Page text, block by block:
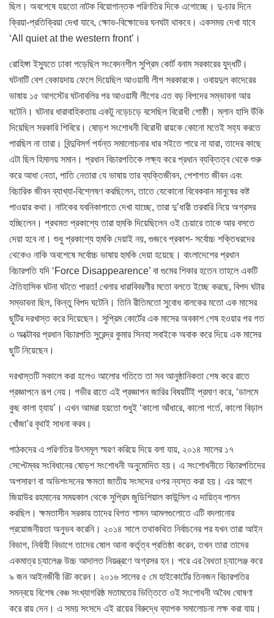
ছিল। অবশেষে হয়তো নাটক বিয়োগান্তক পরিণতির দিকে এগোচ্ছে। দু-চার দিনে
ক্রিয়া-প্রতিক্রিয়া দেখা যাবে, ক্ষোভ-বিক্ষোভের ঘনঘটা থাকবে। একসময় দেখা যাবে
‘All quiet at the western front’।
রোহিঙ্গা ইস্যুতে ঢাকা পড়েছিল সংবেদনশীল সুপ্রিম কোর্ট বনাম সরকারের যুদ্ধটি।
ঘটনাটি বেশ বেকায়দায় ফেলে দিয়েছিল আওয়ামী লীগ সরকারকে। ওবায়দুল কাদেরের
ভাষায় ১৫ আগস্টের ঘটনাবলির পর আওয়ামী লীগের এত বড় বিপদের সম্ভাবনা আর
ঘটেনি। ঘটনার ধারাবাহিকতায় একটু নড়েচড়ে বসেছিল বিরোধী গোষ্ঠী। ম্লান হাসি উঁকি
দিয়েছিল সরকারি শিবিরে। ষোড়শ সংশোধনী বিরোধী রায়কে কোনো মতেই সহ্য করতে
পারছিল না তারা। বিন্দুবিসর্গ পর্যন্ত সমালোচনার ধার সইতে পারে না যারা, তাদের কাছে
এটা ছিল হিমালয় সমান। প্রধান বিচারপতিকে লক্ষ্য করে প্রধান ব্যক্তিত্ব থেকে শুরু
করে আধা নেতা, পাতি নেতারা যে ভাষায় তার ব্যক্তিজীবন, পেশাগত জীবন এবং
বিচারিক জীবন ব্যাখ্যা-বিশ্লেষণ করছিলেন, তাতে যেকোনো বিবেকবান মানুষের কষ্ট
পাওয়ার কথা। নাটকের যবনিকাপাতে দেখা যাচ্ছে, তারা দু’ধারী তরবারি নিয়ে অগ্রসর
হচ্ছিলেন। প্রথমত প্রকাশ্যে তারা হুমকি দিয়েছিলেন ওই চেয়ারে তাকে আর বসতে
দেয়া হবে না। শুধু প্রকাশ্যে হুমকি দেয়াই নয়, গুজবে প্রকাশ- সর্বোচ্চ শক্তিধরদের
থেকেও নাকি অবশেষে সর্বোচ্চ ভাষায় হুমকি দেয়া হয়েছে। বাংলাদেশের প্রধান
বিচারপতি যদি ‘Force Disappearence’ বা গুমের শিকার হতেন তাহলে একটি
ঐতিহাসিক ঘটনা ঘটতে পারত! খেলার ধারাবিবরণীর মতো বলতে ইচ্ছে করছে, বিপদ ঘটার
সম্ভাবনা ছিল, কিন্তু বিপদ ঘটেনি। তিনি রীতিমতো সুবোধ বালকের মতো এক মাসের
ছুটির দরখাস্ত করে দিয়েছেন। সুপ্রিম কোর্টের এক মাসের অবকাশ শেষ হওয়ার পর গত
৩ অক্টোবর প্রধান বিচারপতি সুরেন্দ্র কুমার সিনহা সবাইকে অবাক করে দিয়ে এক মাসের
ছুটি নিয়েছেন।
দরখাস্তটি সকালে করা হলেও আলোর গতিতে তা সব আনুষ্ঠানিকতা শেষ করে রাতে
প্রজ্ঞাপনে রূপ নেয়। গভীর রাতে এই প্রজ্ঞাপন জারির বিষয়টিই প্রমাণ করে, ‘ডালমে
কুছ কালা হ্যায়’। এখন আমরা হয়তো শুধুই ‘কালো আঁধারে, কালো গর্তে, কালো বিড়াল
খোঁজা’র বৃথাই সাধনা করব।
পাঠকদের এ পরিণতির উৎসমূল স্মরণ করিয়ে দিয়ে বলা যায়, ২০১৪ সালের ১৭
সেপ্টেম্বর সংবিধানের ষোড়শ সংশোধনী অনুমোদিত হয়। এ সংশোধনীতে বিচারপতিদের
অপসারণ বা অভিশংসনের ক্ষমতা জাতীয় সংসদের ওপর ন্যস্ত করা হয়। এর আগে
জিয়াউর রহমানের সময়কাল থেকে সুপ্রিম জুডিশিয়াল কাউন্সিল এ দায়িত্ব পালন
করছিল। ক্ষমতাসীন সরকার তাদের বিগত শাসন আমলগুলোতে এটি বদলানোর
প্রয়োজনীয়তা অনুভব করেনি। ২০১৪ সালে তথাকথিত নির্বাচনের পর যখন তারা আইন
বিভাগ, নির্বাহী বিভাগে তাদের ষোল আনা কর্তৃত্ব প্রতিষ্ঠা করেন, তখন তারা তাদের
একমাত্র চ্যালেঞ্জ উচ্চ আদালত নিয়ন্ত্রণে অগ্রসর হন। পরে এর বৈধতা চ্যালেঞ্জ করে
৯ জন আইনজীবী রিট করেন। ২০১৬ সালের ৫ মে হাইকোর্টের তিনজন বিচারপতির
সমন্বয়ে বিশেষ বেঞ্চ সংখ্যাগরিষ্ঠ মতামতের ভিত্তিতে ওই সংশোধনী অবৈধ ঘোষণা
করে রায় দেন। এ সময় সংসদে এই রায়ের বিরুদ্ধে ব্যাপক সমালোচনা লক্ষ করা যায়।